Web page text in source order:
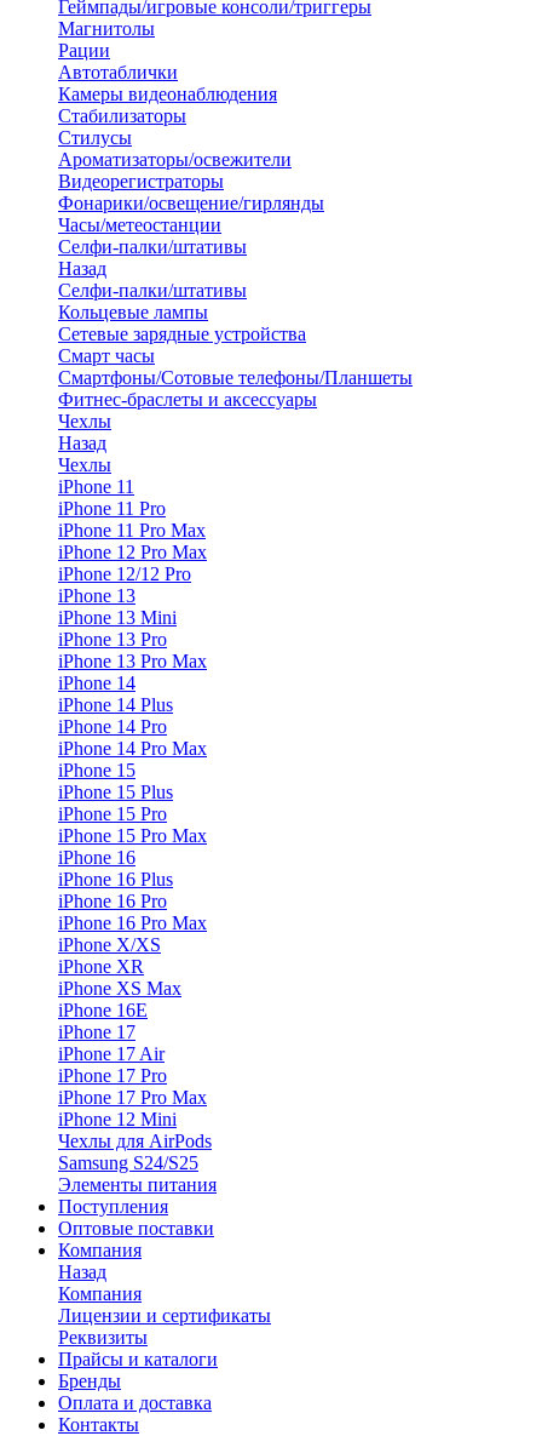
Геймпады/игровые консоли/триггеры
Магнитолы
Рации
Автотаблички
Камеры видеонаблюдения
Стабилизаторы
Стилусы
Ароматизаторы/освежители
Видеорегистраторы
Фонарики/освещение/гирлянды
Часы/метеостанции
Селфи-палки/штативы
Назад
Селфи-палки/штативы
Кольцевые лампы
Сетевые зарядные устройства
Смарт часы
Смартфоны/Сотовые телефоны/Планшеты
Фитнес-браслеты и аксессуары
Чехлы
Назад
Чехлы
iPhone 11
iPhone 11 Pro
iPhone 11 Pro Max
iPhone 12 Pro Max
iPhone 12/12 Pro
iPhone 13
iPhone 13 Mini
iPhone 13 Pro
iPhone 13 Pro Max
iPhone 14
iPhone 14 Plus
iPhone 14 Pro
iPhone 14 Pro Max
iPhone 15
iPhone 15 Plus
iPhone 15 Pro
iPhone 15 Pro Max
iPhone 16
iPhone 16 Plus
iPhone 16 Pro
iPhone 16 Pro Max
iPhone X/XS
iPhone XR
iPhone XS Max
iPhone 16E
iPhone 17
iPhone 17 Air
iPhone 17 Pro
iPhone 17 Pro Max
iPhone 12 Mini
Чехлы для AirPods
Samsung S24/S25
Элементы питания
Поступления
Оптовые поставки
Компания
Назад
Компания
Лицензии и сертификаты
Реквизиты
Прайсы и каталоги
Бренды
Оплата и доставка
Контакты